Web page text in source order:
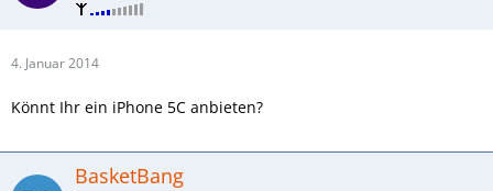
4. Januar 2014
Könnt Ihr ein iPhone 5C anbieten?
BasketBang